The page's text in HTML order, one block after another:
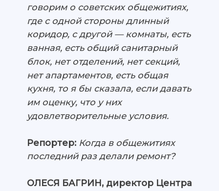
говорим о советских общежитиях,
где с одной стороны длинный
коридор, с другой — комнаты, есть
ванная, есть общий санитарный
блок, нет отделений, нет секций,
нет апартаментов, есть общая
кухня, то я бы сказала, если давать
им оценку, что у них
удовлетворительные условия.
Репортер: Когда в общежитиях
последний раз делали ремонт?
ОЛЕСЯ БАГРИН, директор Центра